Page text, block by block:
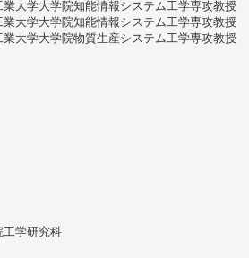
大学大学院知能情報システム工学専攻教授
大学大学院知能情報システム工学専攻教授
大学大学院物質生産システム工学専攻教授
工学研究科